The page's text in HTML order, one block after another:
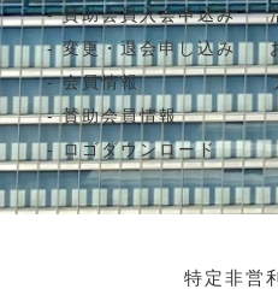
賛助会員入会申込み
変更・退会申し込み
会員情報
賛助会員情報
ロゴダウンロード
特定非営